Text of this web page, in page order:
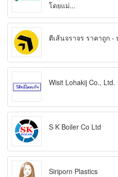
โดยแม่...
ตีเส้นจราจร ราคาถูก
Wisit Lohakij Co., Ltd.
S K Boiler Co Ltd
Siriporn Plastics